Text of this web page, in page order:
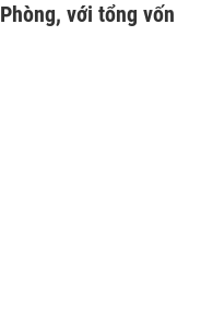
với tổng vốn